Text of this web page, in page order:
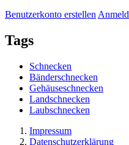
Benutzerkonto erstellen
Tags
Schnecken
Bänderschnecken
Gehäuseschnecken
Landschnecken
Laubschnecken
Impressum
Datenschutzerklärung